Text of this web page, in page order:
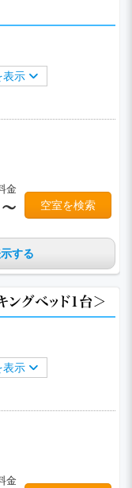
表示
金
空室を検索
する
ングベッド1台＞
表示
金